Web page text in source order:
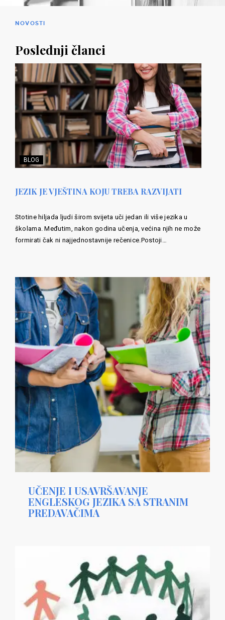
NOVOSTI
Poslednji članci
BLOG
JEZIK JE VJEŠTINA KOJU TREBA RAZVIJATI
Stotine hiljada ljudi širom svijeta uči jedan ili više jezika u
školama. Međutim, nakon godina učenja, većina njih ne može
formirati čak ni najjednostavnije rečenice.Postoji…
UČENJE I USAVRŠAVANJE
ENGLESKOG JEZIKA SA STRANIM
PREDAVAČIMA